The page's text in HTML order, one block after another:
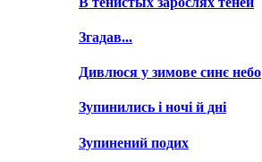
Згадав...
Дивлюся у зимове синє небо
Зупинились і ночі й дні
Зупинений подих